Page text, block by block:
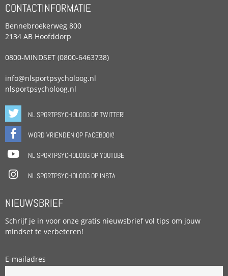
CONTACTINFORMATIE
Bennebroekerweg 800
2134 AB Hoofddorp
0800-MINDSET (0800-6463738)
info@nlsportpsycholoog.nl
nlsportpsycholoog.nl
NL SPORTPSYCHOLOOG OP TWITTER!
WORD VRIENDEN OP FACEBOOK!
NL SPORTPSYCHOLOOG OP YOUTUBE
NL SPORTPSYCHOLOOG OP INSTA
NIEUWSBRIEF
Schrijf je in voor onze gratis nieuwsbrief vol tips om jouw
mindset te verbeteren!
E-mailadres